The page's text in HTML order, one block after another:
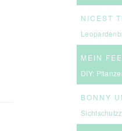
NICEST
MEIN
DIY:
BONNY
Sichtschutzzaun